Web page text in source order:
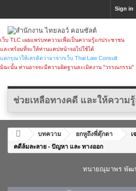
Sign in
เว็บ TLC เผยแพร่บทความเพื่อเป็นความรู้แก่ประชาชน
และพร้อมที่จะให้ท่านแคปหน้าจอไปใช้ได้
แต่กรุณาให้เครดิตว่ามาจากเว็บ Thai Law Consult
มิฉะนั้น ท่านอาจจะมีความผิดฐานละเมิดงาน "วรรณกรรม
ช่วยเหลือทางคดี และให้ความ
บทความ ยกหูถึงพี่ตุ๊กตา
เ
คดีล้มละลาย - ปัญหา และ ทางออก
ทนายณุมาพร พัฒน